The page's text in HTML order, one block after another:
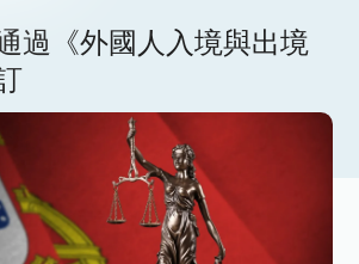
過《外國人入境與出境